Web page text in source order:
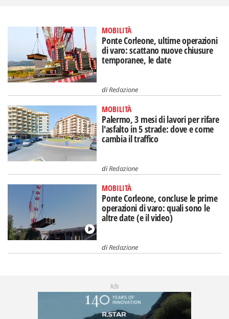
MOBILITÀ
Ponte Corleone, ultime operazioni
di varo: scattano nuove chiusure
temporanee, le date
diRedazione
MOBILITÀ
Palermo, 3 mesi di lavori per rifare
l'asfalto in 5 strade: dove e come
cambia il traffico
diRedazione
MOBILITÀ
Ponte Corleone, concluse le prime
operazioni di varo: quali sono le
altre date (e il video)
diRedazione
Adv